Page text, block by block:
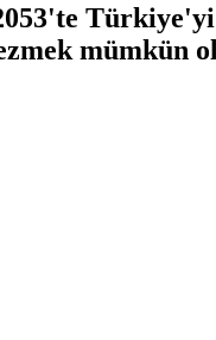
Türkiye'yi
mümkün